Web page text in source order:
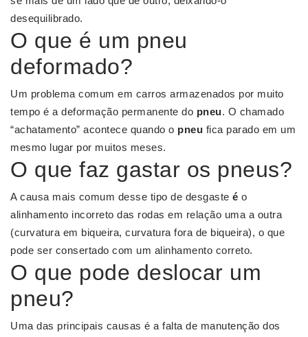
desequilibrado.
O que é um pneu
deformado?
Um problema comum em carros armazenados por muito
tempo é a deformação permanente do pneu. O chamado
“achatamento” acontece quando o pneu fica parado em um
mesmo lugar por muitos meses.
O que faz gastar os pneus?
A causa mais comum desse tipo de desgaste é o
alinhamento incorreto das rodas em relação uma a outra
(curvatura em biqueira, curvatura fora de biqueira), o que
pode ser consertado com um alinhamento correto.
O que pode deslocar um
pneu?
Uma das principais causas é a falta de manutenção dos